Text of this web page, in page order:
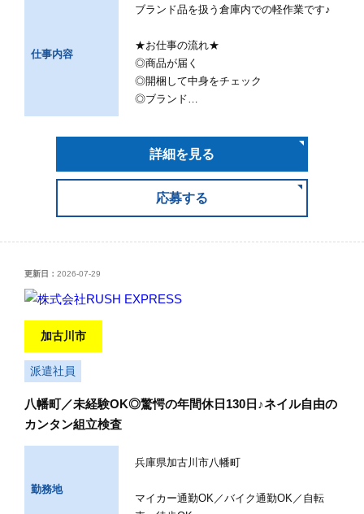
仕事内容
ブランド品を扱う倉庫内での軽作業です♪
★お仕事の流れ★
◎商品が届く
◎開梱して中身をチェック
◎ブランド…
詳細を見る
応募する
更新日： 2026-07-29
加古川市
派遣社員
八幡町／未経験OK◎驚愕の年間休日130日♪ネイル自由の
カンタン組立検査
勤務地
兵庫県加古川市八幡町
マイカー通勤OK／バイク通勤OK／自転